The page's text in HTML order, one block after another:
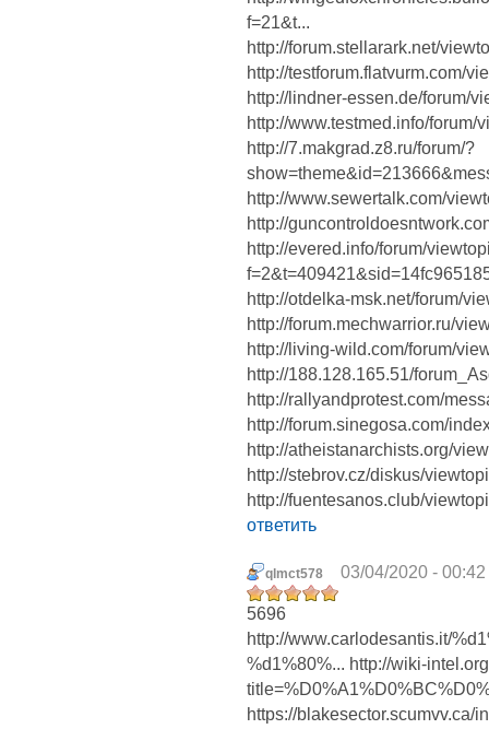
f=21&t...
http://forum.stellarark.net/
http://testforum.flatvurm.com/
http://lindner-essen.de/forum/
http://www.testmed.info/
http://7.makgrad.z8.ru/forum/?
http://www.sewertalk.com/
http://
http://evered.info/forum/
http://otdelka-msk.net/forum/
http://forum.mechwarrior.ru/
http://living-wild.com/forum/
http://188.128.165.51/
http://rallyandprotest.com/
http://forum.sinegosa.com/
http://atheistanarchists.org/
http://stebrov.cz/diskus/
http://fuentesanos.club/
ответить
qlmct578 03/04/2020 - 00:42
5696
http://www.carlodesantis.it/
%d1%80%... http://wiki-
https://blakesector.scumvv.ca/